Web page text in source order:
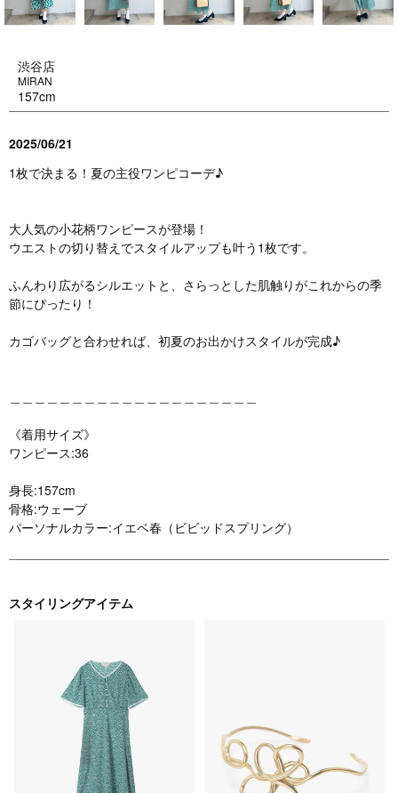
渋谷店
MIRAN
157cm
2025/06/21
1枚で決まる！夏の主役ワンピコーデ♪
大人気の小花柄ワンピースが登場！
ウエストの切り替えでスタイルアップも叶う1枚です。
ふんわり広がるシルエットと、さらっとした肌触りがこれからの季
節にぴったり！
カゴバッグと合わせれば、初夏のお出かけスタイルが完成♪
《着用サイズ》
ワンピース:36
身長:157cm
骨格:ウェーブ
パーソナルカラー:イエベ春（ビビッドスプリング）
スタイリングアイテム